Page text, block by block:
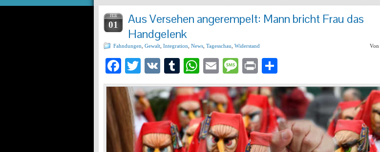
FEB
01
Aus Versehen angerempelt: Mann bricht Frau das
Handgelenk
Fahndungen Gewalt Integration News Tagesschau Widerstand Von
Facebook
Twitter
VK Tumblr
WhatsApp
EmailMessage
Print